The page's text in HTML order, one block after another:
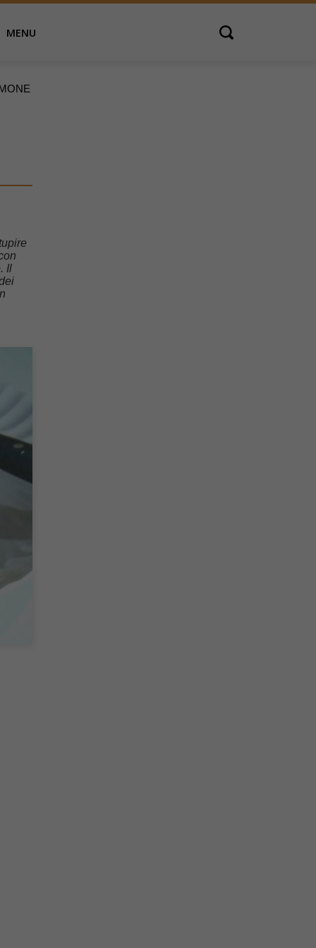
MENU Open search
Il